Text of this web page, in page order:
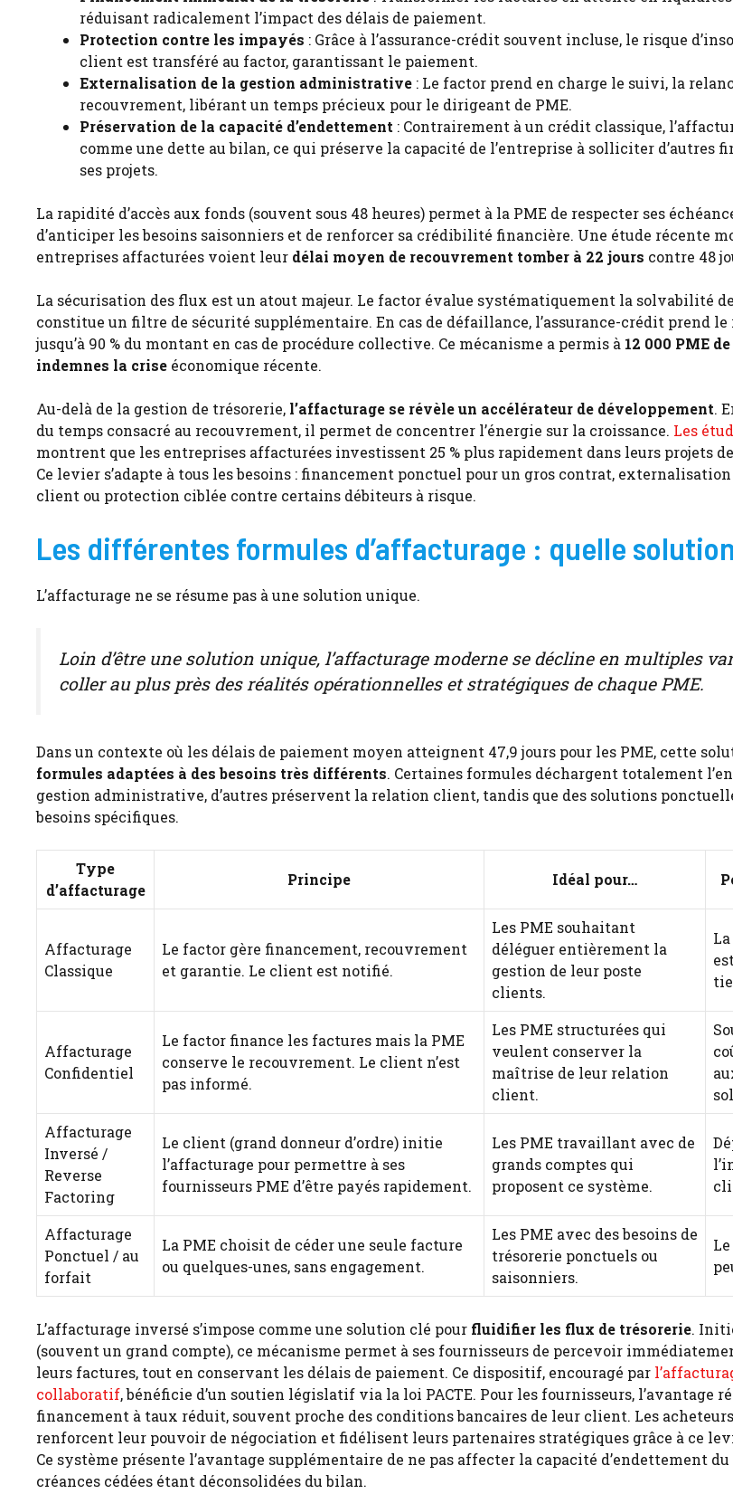
réduisant radicalement l’impact des délais de paiement.
Protection contre les impayés : Grâce à l’assurance-crédit souvent incluse, le risque
client est transféré au factor, garantissant le paiement.
Externalisation de la gestion administrative : Le factor prend en charge le suivi, la
recouvrement, libérant un temps précieux pour le dirigeant de PME.
Préservation de la capacité d’endettement : Contrairement à un crédit classique,
comme une dette au bilan, ce qui préserve la capacité de l’entreprise à solliciter d’autres
ses projets.
La rapidité d’accès aux fonds (souvent sous 48 heures) permet à la PME de respecter ses
d’anticiper les besoins saisonniers et de renforcer sa crédibilité financière. Une étude récente
entreprises affacturées voient leur délai moyen de recouvrement tomber à 22 jours contre 48
La sécurisation des flux est un atout majeur. Le factor évalue systématiquement la solvabilité
constitue un filtre de sécurité supplémentaire. En cas de défaillance, l’assurance-crédit prend
jusqu’à 90 % du montant en cas de procédure collective. Ce mécanisme a permis à 12 000 PME
indemnes la crise économique récente.
Au-delà de la gestion de trésorerie, l’affacturage se révèle un accélérateur de développement.
du temps consacré au recouvrement, il permet de concentrer l’énergie sur la croissance. Les
montrent que les entreprises affacturées investissent 25 % plus rapidement dans leurs projets
Ce levier s’adapte à tous les besoins : financement ponctuel pour un gros contrat,
client ou protection ciblée contre certains débiteurs à risque.
Les différentes formules d’affacturage : quelle
L’affacturage ne se résume pas à une solution unique.
Loin d’être une solution unique, l’affacturage moderne se décline en multiples
coller au plus près des réalités opérationnelles et stratégiques de chaque PME.
Dans un contexte où les délais de paiement moyen atteignent 47,9 jours pour les PME, cette
formules adaptées à des besoins très différents. Certaines formules déchargent totalement
gestion administrative, d’autres préservent la relation client, tandis que des solutions
besoins spécifiques.
Type
d’affacturage
Principe Idéal pour…
Affacturage
Classique
Le factor gère financement, recouvrement
et garantie. Le client est notifié.
Les PME souhaitant
déléguer entièrement la
gestion de leur poste
clients.
Affacturage
Confidentiel
Le factor finance les factures mais la PME
conserve le recouvrement. Le client n’est
pas informé.
Les PME structurées qui
veulent conserver la
maîtrise de leur relation
client.
Affacturage
Inversé /
Reverse
Factoring
Le client (grand donneur d’ordre) initie
l’affacturage pour permettre à ses
fournisseurs PME d’être payés rapidement.
Les PME travaillant avec de
grands comptes qui
proposent ce système.
Affacturage
Ponctuel / au
forfait
La PME choisit de céder une seule facture
ou quelques-unes, sans engagement.
Les PME avec des besoins de
trésorerie ponctuels ou
saisonniers.
L’affacturage inversé s’impose comme une solution clé pour fluidifier les flux de trésorerie.
(souvent un grand compte), ce mécanisme permet à ses fournisseurs de percevoir
leurs factures, tout en conservant les délais de paiement. Ce dispositif, encouragé par
collaboratif, bénéficie d’un soutien législatif via la loi PACTE. Pour les fournisseurs, l’avantage
financement à taux réduit, souvent proche des conditions bancaires de leur client. Les
renforcent leur pouvoir de négociation et fidélisent leurs partenaires stratégiques grâce à ce
Ce système présente l’avantage supplémentaire de ne pas affecter la capacité d’endettement
créances cédées étant déconsolidées du bilan.